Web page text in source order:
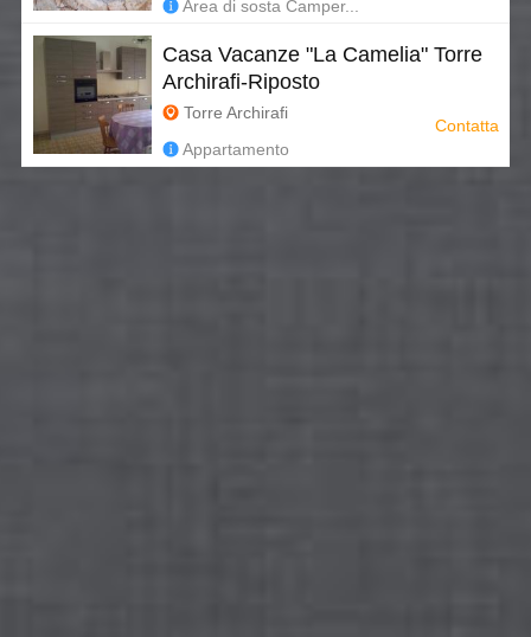
Area di sosta Camper...
Casa Vacanze "La Camelia" Torre
Archirafi-Riposto
Torre Archirafi
Appartamento
Contatta